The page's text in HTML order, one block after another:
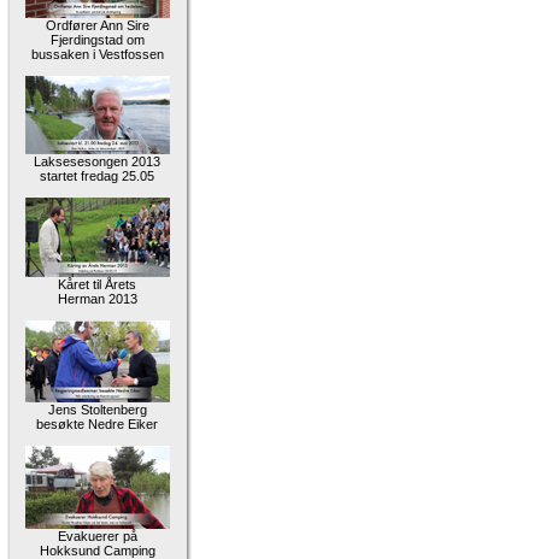
Ordfører Ann Sire
Fjerdingstad om
bussaken i Vestfossen
Laksesesongen 2013
startet fredag 25.05
Kåret til Årets
Herman 2013
Jens Stoltenberg
besøkte Nedre Eiker
Evakuerer på
Hokksund Camping